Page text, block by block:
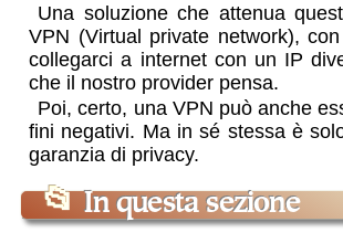
Una soluzione che attenua
VPN (Virtual private network),
collegarci a internet con un IP
che il nostro provider pensa.
Poi, certo, una VPN può anche
fini negativi. Ma in sé stessa è
garanzia di privacy.
📂 In questa sezione